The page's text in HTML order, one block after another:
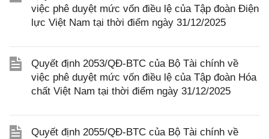
việc phê duyệt mức vốn điều lệ của Tập đoàn Điện
lực Việt Nam tại thời điểm ngày 31/12/2025
Quyết định 2053/QĐ-BTC của Bộ Tài chính về
việc phê duyệt mức vốn điều lệ của Tập đoàn Hóa
chất Việt Nam tại thời điểm ngày 31/12/2025
Quyết định 2055/QĐ-BTC của Bộ Tài chính về